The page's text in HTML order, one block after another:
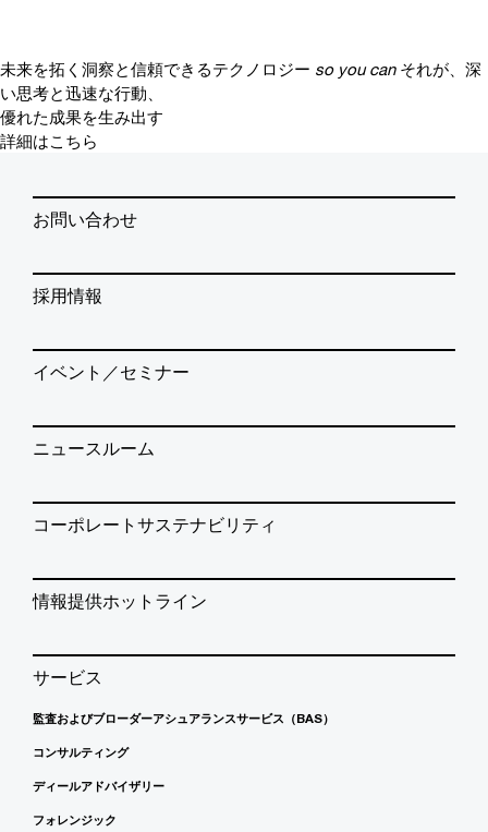
未来を拓く洞察と信頼できるテクノロジー so you can それが、深
い思考と迅速な行動、
優れた成果を生み出す
詳細はこちら
お問い合わせ
採用情報
イベント／セミナー
ニュースルーム
コーポレートサステナビリティ
情報提供ホットライン
サービス
監査およびブローダーアシュアランスサービス（BAS）
コンサルティング
ディールアドバイザリー
フォレンジック